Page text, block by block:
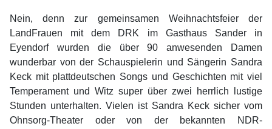
Nein, denn zur gemeinsamen Weihnachtsfeier der
LandFrauen mit dem DRK im Gasthaus Sander in
Eyendorf wurden die über 90 anwesenden Damen
wunderbar von der Schauspielerin und Sängerin Sandra
Keck mit plattdeutschen Songs und Geschichten mit viel
Temperament und Witz super über zwei herrlich lustige
Stunden unterhalten. Vielen ist Sandra Keck sicher vom
Ohnsorg-Theater oder von der bekannten NDR-